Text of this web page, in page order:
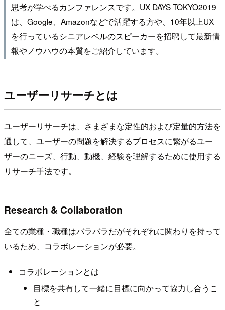
思考が学べるカンファレンスです。UX DAYS TOKYO2019
は、Google、Amazonなどで活躍する方や、10年以上UX
を行っているシニアレベルのスピーカーを招聘して最新情
報やノウハウの本質をご紹介しています。
ユーザーリサーチとは
ユーザーリサーチは、さまざまな定性的および定量的方法を
通して、ユーザーの問題を解決するプロセスに繋がるユー
ザーのニーズ、行動、動機、経験を理解するために使用する
リサーチ手法です。
Research & Collaboration
全ての業種・職種はバラバラだがそれぞれに関わりを持って
いるため、コラボレーションが必要。
コラボレーションとは
目標を共有して一緒に目標に向かって協力し合うこ
と